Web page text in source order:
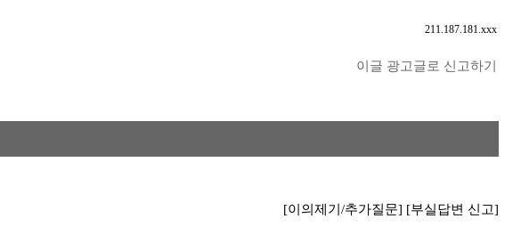
211.187.181.xxx
이글 광고글로 신고하기
[이의제기/추가질문] [부실답변 신고]